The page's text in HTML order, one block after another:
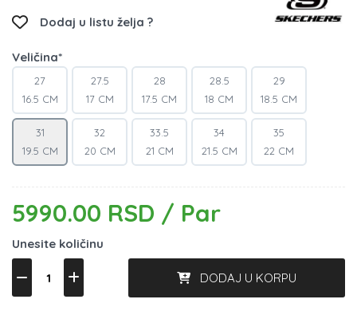
Dodaj u listu želja ?
Veličina*
27
16.5 CM
27.5
17 CM
28
17.5 CM
28.5
18 CM
29
18.5 CM
31
19.5 CM
32
20 CM
33.5
21 CM
34
21.5 CM
35
22 CM
5990.00 RSD / Par
Unesite količinu
DODAJ U KORPU